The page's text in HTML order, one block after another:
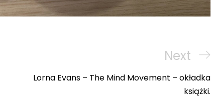
Next
Post
Next
Lorna Evans – The Mind Movement – okładka
książki.